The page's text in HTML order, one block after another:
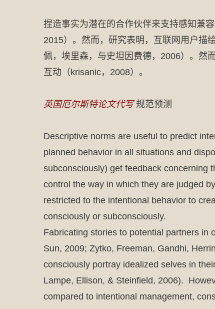
捏造事实为潜在的合作伙伴来支持感知兼
2015）。然而，研究表明，互联网用户描
佩，埃里森，与史坦因费德，2006）。然
互动（krisanic，2008）。
英国厄尔斯特论文代写规范预测
Descriptive norms are useful to predict
planned behavior in all situations and
subconsciously) get feedback concerning
control the way in which they are judged
restricted to the intentional behavior to
consciously or subconsciously.
Fabricating stories to potential partners in
Sun, 2009; Zytko, Freeman, Gandhi,
consciously portray idealized selves in
Lampe, Ellison, & Steinfield, 2006).
compared to intentional management,